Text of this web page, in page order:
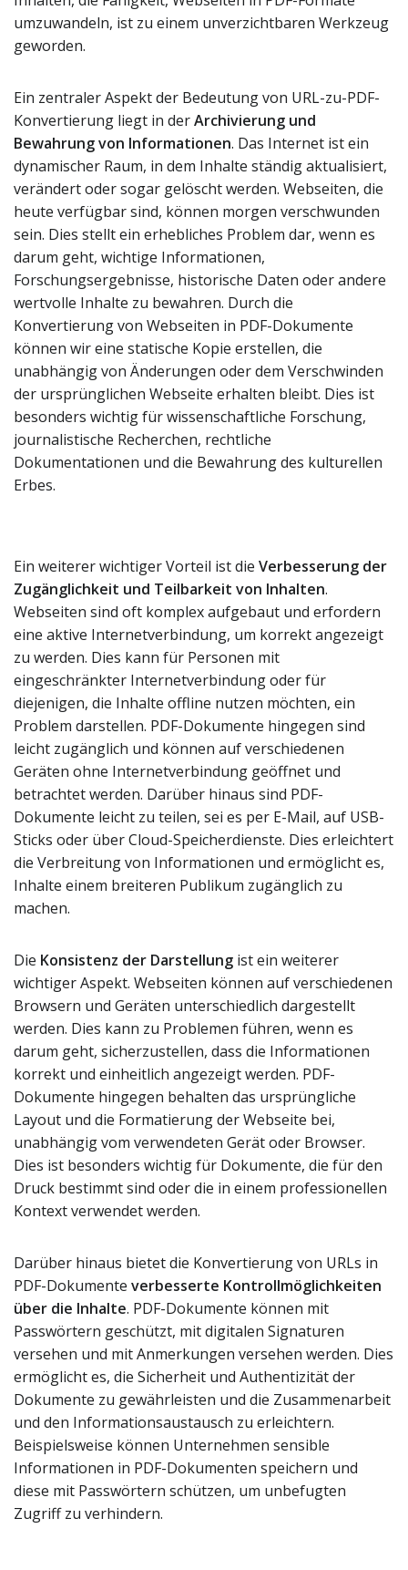
umzuwandeln, ist zu einem unverzichtbaren Werkzeug
geworden.
Ein zentraler Aspekt der Bedeutung von URL-zu-PDF-
Konvertierung liegt in derArchivierung und
Bewahrung von Informationen. Das Internet ist ein
dynamischer Raum, in dem Inhalte ständig aktualisiert,
verändert oder sogar gelöscht werden. Webseiten, die
heute verfügbar sind, können morgen verschwunden
sein. Dies stellt ein erhebliches Problem dar, wenn es
darum geht, wichtige Informationen,
Forschungsergebnisse, historische Daten oder andere
wertvolle Inhalte zu bewahren. Durch die
Konvertierung von Webseiten in PDF-Dokumente
können wir eine statische Kopie erstellen, die
unabhängig von Änderungen oder dem Verschwinden
der ursprünglichen Webseite erhalten bleibt. Dies ist
besonders wichtig für wissenschaftliche Forschung,
journalistische Recherchen, rechtliche
Dokumentationen und die Bewahrung des kulturellen
Erbes.
Ein weiterer wichtiger Vorteil ist die Verbesserung der
Zugänglichkeit und Teilbarkeit von Inhalten.
Webseiten sind oft komplex aufgebaut und erfordern
eine aktive Internetverbindung, um korrekt angezeigt
zu werden. Dies kann für Personen mit
eingeschränkter Internetverbindung oder für
diejenigen, die Inhalte offline nutzen möchten, ein
Problem darstellen. PDF-Dokumente hingegen sind
leicht zugänglich und können auf verschiedenen
Geräten ohne Internetverbindung geöffnet und
betrachtet werden. Darüber hinaus sind PDF-
Dokumente leicht zu teilen, sei es per E-Mail, auf USB-
Sticks oder über Cloud-Speicherdienste. Dies erleichtert
die Verbreitung von Informationen und ermöglicht es,
Inhalte einem breiteren Publikum zugänglich zu
machen.
Die Konsistenz der Darstellung ist ein weiterer
wichtiger Aspekt. Webseiten können auf verschiedenen
Browsern und Geräten unterschiedlich dargestellt
werden. Dies kann zu Problemen führen, wenn es
darum geht, sicherzustellen, dass die Informationen
korrekt und einheitlich angezeigt werden. PDF-
Dokumente hingegen behalten das ursprüngliche
Layout und die Formatierung der Webseite bei,
unabhängig vom verwendeten Gerät oder Browser.
Dies ist besonders wichtig für Dokumente, die für den
Druck bestimmt sind oder die in einem professionellen
Kontext verwendet werden.
Darüber hinaus bietet die Konvertierung von URLs in
PDF-Dokumente verbesserte Kontrollmöglichkeiten
über die Inhalte. PDF-Dokumente können mit
Passwörtern geschützt, mit digitalen Signaturen
versehen und mit Anmerkungen versehen werden. Dies
ermöglicht es, die Sicherheit und Authentizität der
Dokumente zu gewährleisten und die Zusammenarbeit
und den Informationsaustausch zu erleichtern.
Beispielsweise können Unternehmen sensible
Informationen in PDF-Dokumenten speichern und
diese mit Passwörtern schützen, um unbefugten
Zugriff zu verhindern.